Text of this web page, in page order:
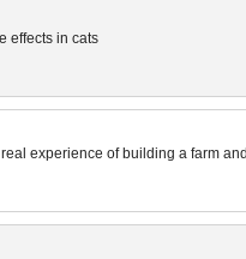
effects in cats
experience of building a farm